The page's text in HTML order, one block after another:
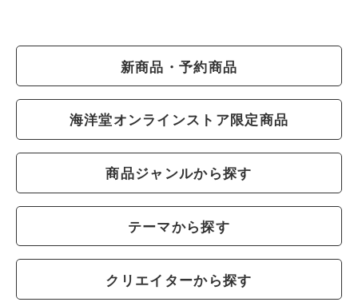
新商品・予約商品
海洋堂オンラインストア限定商品
商品ジャンルから探す
テーマから探す
クリエイターから探す